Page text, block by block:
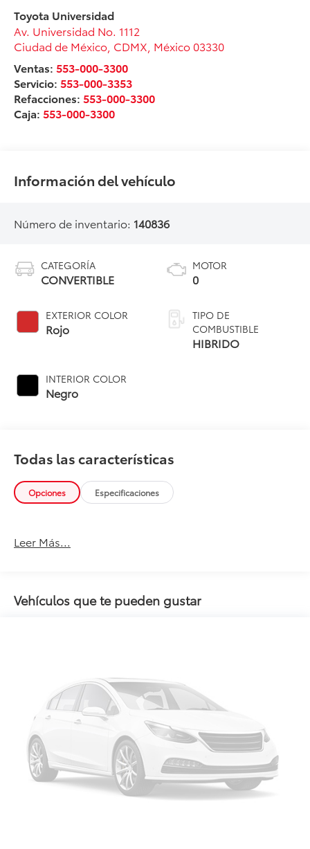
Toyota Universidad
Av. Universidad No. 1112
Ciudad de México CDMX , México 03330
Ventas:553-000-3300
Servicio:553-000-3353
Refacciones:553-000-3300
Caja:553-000-3300
Información del vehículo
Número de inventario: 140836
CATEGORÍA
CONVERTIBLE
EXTERIOR COLOR
Rojo
INTERIOR COLOR
Negro
MOTOR
0
TIPO DE
COMBUSTIBLE
HIBRIDO
Todas las características
Opciones Especificaciones
Leer Más...
Vehículos que te pueden gustar